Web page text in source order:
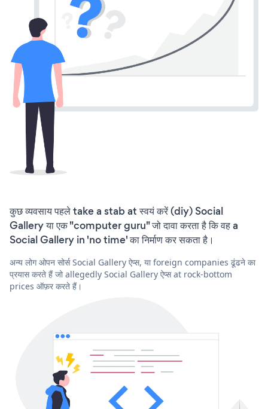
कुछ व्यवसाय पहले take a stab at स्वयं करें (diy) Social
Gallery या एक "computer guru" जो दावा करता है कि वह a
Social Gallery in 'no time' का निर्माण कर सकता है।
अन्य लोग ओपन सोर्स Social Gallery ऐप्स, या foreign companies ढूंढने का
प्रयास करते हैं जो allegedly Social Gallery ऐप्स at rock-bottom
prices ऑफ़र करते हैं।